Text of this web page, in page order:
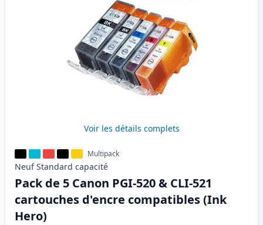
Voir les détails complets
Multipack
Neuf Standard capacité
Pack de 5 Canon PGI-520 & CLI-521
cartouches d'encre compatibles (Ink
Hero)